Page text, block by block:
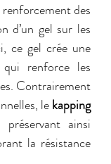
des
d’un gel sur les
ce gel crée une
renforce les
Contrairement
le kapping
ainsi
la résistance